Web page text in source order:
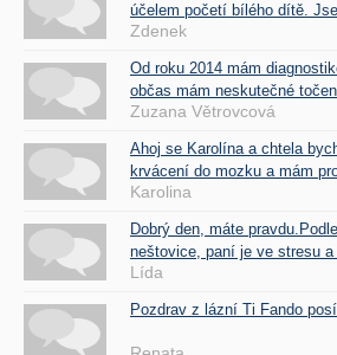
účelem početí bílého dítě.
Zdenek
Od roku 2014 mám
občas mám neskutečné
Zuzana Větrovcová
Ahoj se Karolína a chtela
krvácení do mozku a mám
Karolina
Dobrý den, máte
neštovice, paní je ve stresu
Lída
Pozdrav z lázní Ti Fando